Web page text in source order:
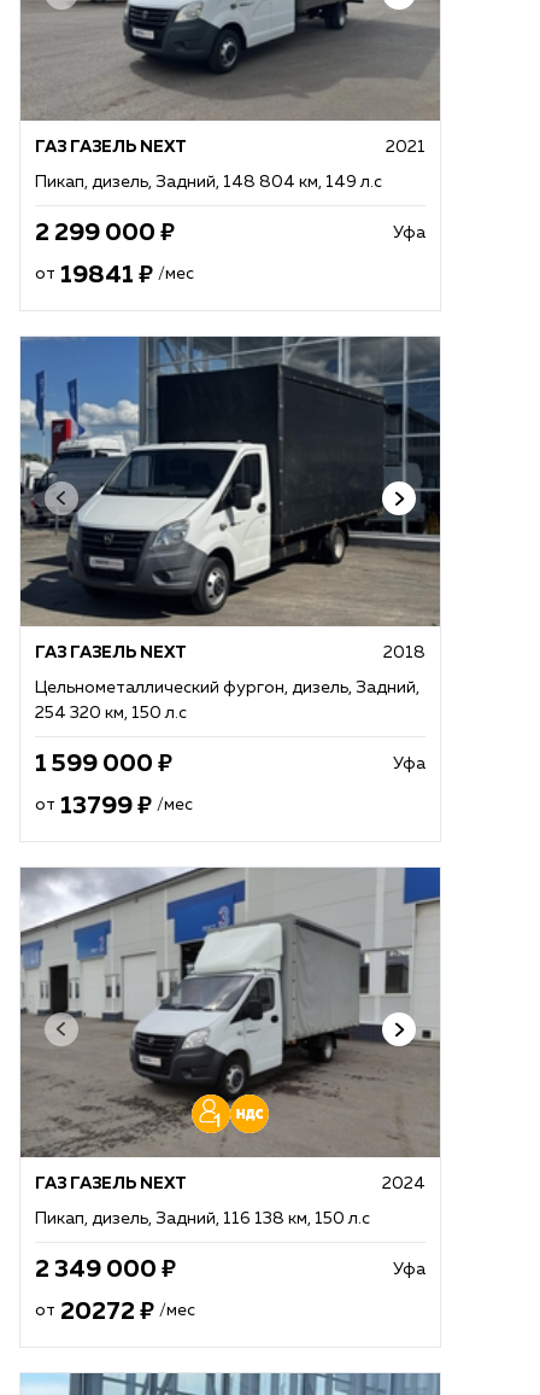
ГАЗ ГАЗЕЛЬ NEXT 2021
Пикап, дизель, Задний, 148 804 км, 149 л.с
2 299 000 Уфа
от 19841 /мес
ГАЗ ГАЗЕЛЬ NEXT 2018
Цельнометаллический фургон, дизель, Задний,
254 320 км, 150 л.с
1 599 000 Уфа
от 13799 /мес
ГАЗ ГАЗЕЛЬ NEXT 2024
Пикап, дизель, Задний, 116 138 км, 150 л.с
2 349 000 Уфа
от 20272 /мес